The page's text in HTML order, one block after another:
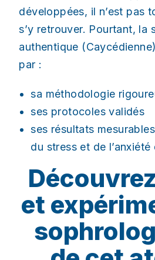
développées, il n’est pas
s’y retrouver. Pourtant, la
authentique
par :
sa méthodologie
ses protocoles validés
ses résultats
du stress et de
et